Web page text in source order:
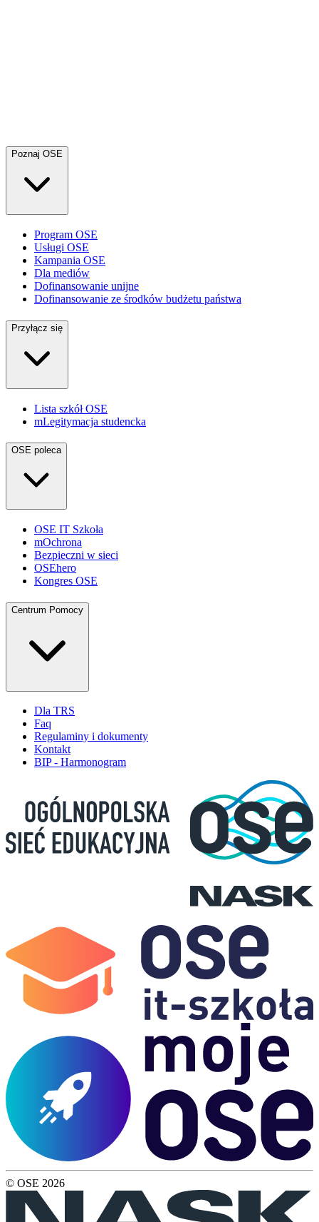
Poznaj OSE
Program OSE
Usługi OSE
Kampania OSE
Dla mediów
Dofinansowanie unijne
Dofinansowanie ze środków budżetu państwa
Przyłącz się
Lista szkół OSE
mLegitymacja studencka
OSE poleca
OSE IT Szkoła
mOchrona
Bezpieczni w sieci
OSEhero
Kongres OSE
Centrum Pomocy
Dla TRS
Faq
Regulaminy i dokumenty
Kontakt
BIP - Harmonogram
© OSE 2026